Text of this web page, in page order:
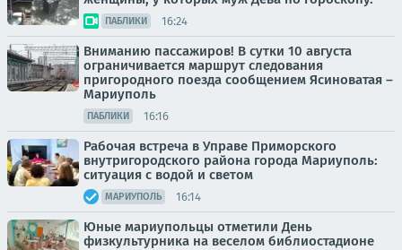
ПАБЛИКИ 16:24
Вниманию пассажиров! В сутки 10 августа
ограничивается маршрут следования
пригородного поезда сообщением Ясиноватая –
Мариуполь
ПАБЛИКИ 16:16
Рабочая встреча в Управе Приморского
внутригородского района города Мариуполь:
ситуация с водой и светом
МАРИУПОЛЬ 16:14
Юные мариупольцы отметили День
физкультурника на веселом библиостадионе